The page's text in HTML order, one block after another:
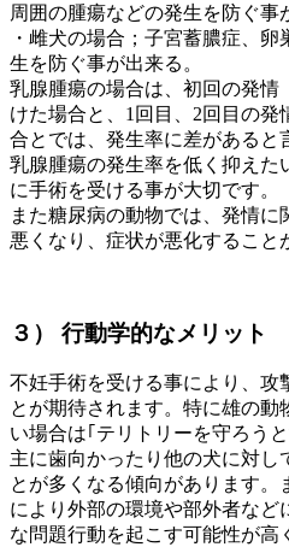
周囲の腫瘍などの発生を防ぐ事
・雌犬の場合；子宮蓄膿症、
生を防ぐ事が出来る。
乳腺腫瘍の場合は、初回の発情
けた場合と、1回目、2回目の
合とでは、発生率に差があると
乳腺腫瘍の発生率を低く抑えた
に手術を受ける事が大切です。
また糖尿病の動物では、発情
悪くなり、症状が悪化すること
３） 行動学的なメリット
不妊手術を受ける事により、攻
とが期待されます。特に雄の
い場合は｢テリトリーを守ろう
主に歯向かったり他の犬に対し
とが多くなる傾向があります。
により外部の環境や部外者など
な問題行動を起こす可能性が高